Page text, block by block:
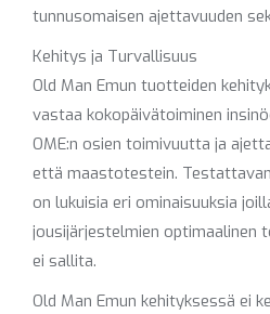
tunnusomaisen ajettavuuden
Kehitys ja Turvallisuus
Old Man Emun tuotteiden
vastaa kokopäivätoiminen
OME:n osien toimivuutta ja
että maastotestein.
on lukuisia eri ominaisuuksia
jousijärjestelmien optimaalinen
ei sallita.
Old Man Emun kehityksessä ei